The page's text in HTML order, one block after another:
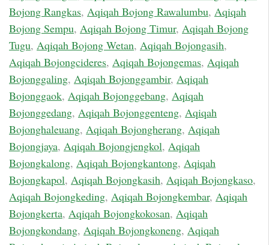
Bojong Rangkas, Aqiqah Bojong Rawalumbu, Aqiqah
Bojong Sempu, Aqiqah Bojong Timur, Aqiqah Bojong
Tugu, Aqiqah Bojong Wetan, Aqiqah Bojongasih,
Aqiqah Bojongcideres, Aqiqah Bojongemas, Aqiqah
Bojonggaling, Aqiqah Bojonggambir, Aqiqah
Bojonggaok, Aqiqah Bojonggebang, Aqiqah
Bojonggedang, Aqiqah Bojonggenteng, Aqiqah
Bojonghaleuang, Aqiqah Bojongherang, Aqiqah
Bojongjaya, Aqiqah Bojongjengkol, Aqiqah
Bojongkalong, Aqiqah Bojongkantong, Aqiqah
Bojongkapol, Aqiqah Bojongkasih, Aqiqah Bojongkaso,
Aqiqah Bojongkeding, Aqiqah Bojongkembar, Aqiqah
Bojongkerta, Aqiqah Bojongkokosan, Aqiqah
Bojongkondang, Aqiqah Bojongkoneng, Aqiqah